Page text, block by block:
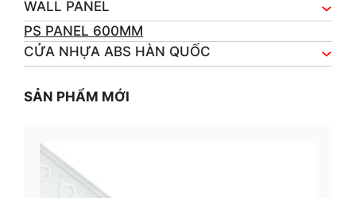
WALL PANEL
PS PANEL 600MM
CỬA NHỰA ABS HÀN QUỐC
SẢN PHẨM MỚI